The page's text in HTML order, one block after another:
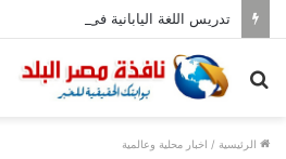
تدريس اللغة اليابانية فى المدارس بدءا
بحث
الرئيسية / اخبار محلية وعالمية